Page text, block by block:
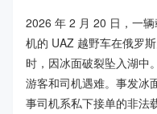
2026 年 2 月 20 日，一
机的 UAZ 越野车在俄罗
时，因冰面破裂坠入湖中
游客和司机遇难。事发冰
事司机系私下接单的非法